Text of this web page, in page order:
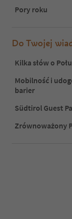
Pory roku
Do Twojej
Kilka słów o
Mobilność i
barier
Südtirol Guest
Zrównoważony